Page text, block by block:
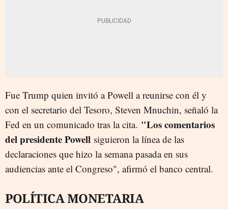
Fue Trump quien invitó a Powell a reunirse con él y
con el secretario del Tesoro, Steven Mnuchin, señaló la
Fed en un comunicado tras la cita. "Los comentarios
del presidente Powell siguieron la línea de las
declaraciones que hizo la semana pasada en sus
audiencias ante el Congreso", afirmó el banco central.
POLÍTICA MONETARIA